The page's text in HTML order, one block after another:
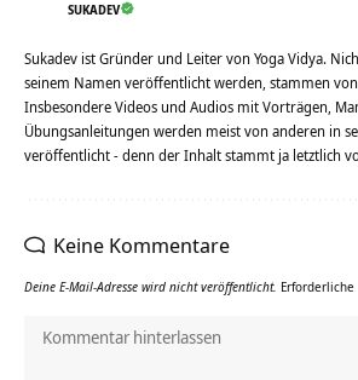
SUKADEV
Sukadev ist Gründer und Leiter von Yoga Vidya.
seinem Namen veröffentlicht werden, stammen
Insbesondere Videos und Audios mit Vorträgen,
Übungsanleitungen werden meist von anderen in
veröffentlicht - denn der Inhalt stammt ja letztlich
Keine Kommentare
Deine E-Mail-Adresse wird nicht veröffentlicht.